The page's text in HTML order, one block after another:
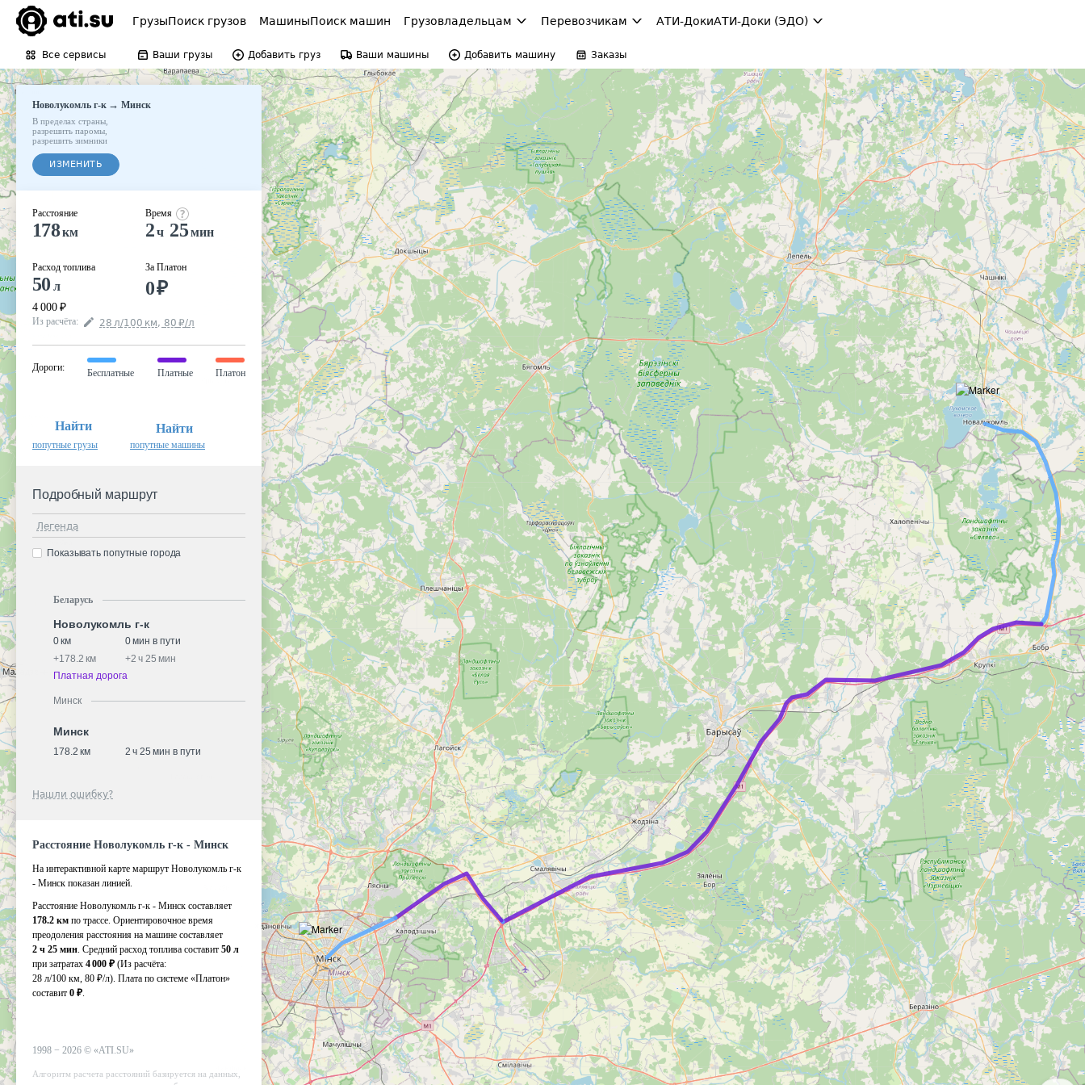
ГрузыПоиск грузов МашиныПоиск машин Грузовладельцам Перевозчикам АТИ-ДокиАТИ-Доки (ЭДО)
Все сервисы Ваши грузы Добавить груз Ваши машины Добавить машину Заказы
Новолукомль г-к→Минск
В пределах страны
разрешить паромы
разрешить зимники
ИЗМЕНИТЬ
Расстояние
178км
Расход топлива
50 л
4 000 ₽
Время
2 ч 25мин
За Платон
0₽
Из расчёта: 28 л/100 км, 80 ₽/л
Дороги:
Бесплатные Платные Платон
Найти
попутные грузы
Найти
попутные машины
Подробный маршрут
Легенда
Показывать попутные города
Беларусь
Новолукомль г-к
0 км
0 мин в пути
+178.2 км +2 ч 25 мин
Платная дорога
Минск
Минск
178.2 км 2 ч 25 мин в пути
Нашли ошибку?
Расстояние Новолукомль г-к - Минск
На интерактивной карте маршрут Новолукомль г-к
- Минск показан линией.
Расстояние Новолукомль г-к - Минск составляет
178.2 км по трассе. Ориентировочное время
преодоления расстояния на машине составляет
2 ч 25 мин. Средний расход топлива составит 50 л
при затратах 4 000 ₽ (Из расчёта:
28 л/100 км, 80 ₽/л). Плата по системе «Платон»
составит 0 ₽.
1998 − 2026 © «ATI.SU»
Алгоритм расчета расстояний базируется на данных,